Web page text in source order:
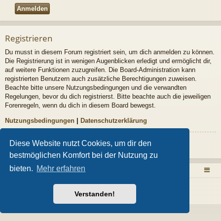
Diese Website nutzt Cookies, um dir den
bestmöglichen Komfort bei der Nutzung zu
bieten. Mehr erfahren
Verstanden!
Registrieren
Du musst in diesem Forum registriert sein, um dich anmelden zu können.
Die Registrierung ist in wenigen Augenblicken erledigt und ermöglicht dir,
auf weitere Funktionen zuzugreifen. Die Board-Administration kann
registrierten Benutzern auch zusätzliche Berechtigungen zuweisen.
Beachte bitte unsere Nutzungsbedingungen und die verwandten
Regelungen, bevor du dich registrierst. Bitte beachte auch die jeweiligen
Forenregeln, wenn du dich in diesem Board bewegst.
Nutzungsbedingungen Datenschutzerklärung
Registrieren
Zurück zur Homepage Foren-Übersicht
Powered byphpBB® Forum Software © phpBB Limited
Arty
- Aktualisieren phpBB 3.2 von MrGaby
Deutsche Übersetzung durch